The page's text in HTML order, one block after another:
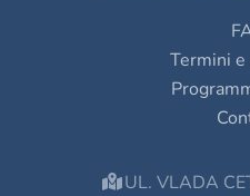
Termini e
UL. VLADA